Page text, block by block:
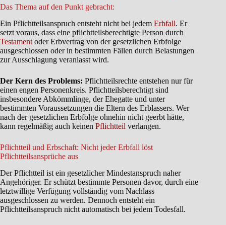
Das Thema auf den Punkt gebracht:
Ein Pflichtteilsanspruch entsteht nicht bei jedem Erbfall. Er
setzt voraus, dass eine pflichtteilsberechtigte Person durch
Testament oder Erbvertrag von der gesetzlichen Erbfolge
ausgeschlossen oder in bestimmten Fällen durch Belastungen
zur Ausschlagung veranlasst wird.
Der Kern des Problems: Pflichtteilsrechte entstehen nur für
einen engen Personenkreis. Pflichtteilsberechtigt sind
insbesondere Abkömmlinge, der Ehegatte und unter
bestimmten Voraussetzungen die Eltern des Erblassers. Wer
nach der gesetzlichen Erbfolge ohnehin nicht geerbt hätte,
kann regelmäßig auch keinen Pflichtteil verlangen.
Pflichtteil und Erbschaft: Nicht jeder Erbfall löst
Pflichtteilsansprüche aus
Der Pflichtteil ist ein gesetzlicher Mindestanspruch naher
Angehöriger. Er schützt bestimmte Personen davor, durch eine
letztwillige Verfügung vollständig vom Nachlass
ausgeschlossen zu werden. Dennoch entsteht ein
Pflichtteilsanspruch nicht automatisch bei jedem Todesfall.